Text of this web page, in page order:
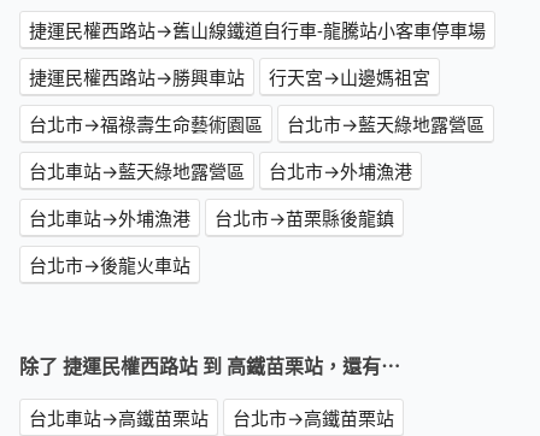
捷運民權西路站→舊山線鐵道自行車-龍騰站小客車停車場
捷運民權西路站→勝興車站
行天宮→山邊媽祖宮
台北市→福祿壽生命藝術園區
台北市→藍天綠地露營區
台北車站→藍天綠地露營區
台北市→外埔漁港
台北車站→外埔漁港
台北市→苗栗縣後龍鎮
台北市→後龍火車站
除了 捷運民權西路站 到 高鐵苗栗站，還有⋯
台北車站→高鐵苗栗站
台北市→高鐵苗栗站